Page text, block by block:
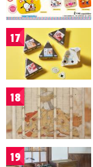
17
18
19